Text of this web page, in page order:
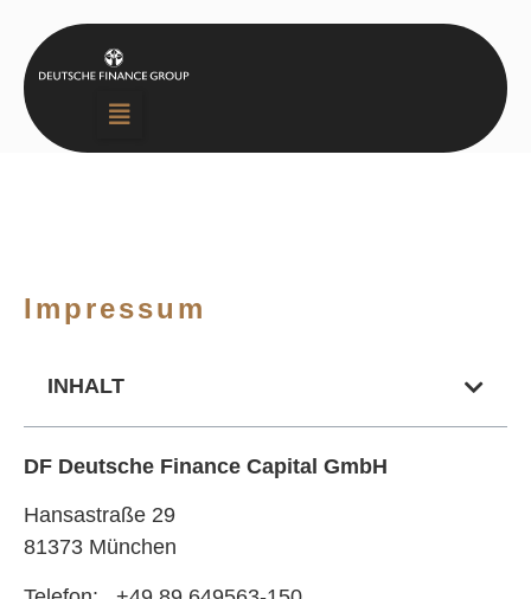
Impressum
INHALT
DF Deutsche Finance Capital GmbH
Hansastraße 29
81373 München